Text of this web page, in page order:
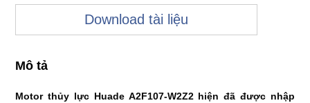
Download tài liệu
Mô tả
Motor thủy lực Huade A2F107-W2Z2 hiện đã được nhập